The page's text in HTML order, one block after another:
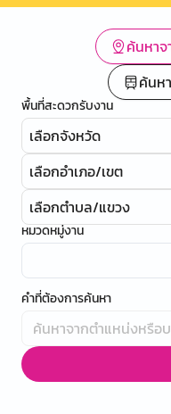
ค้นหา
ค้นห
พื้นที่สะดวกรับงาน
เลือกจังหวัด
เลือกอำเภอ/เขต
เลือกตำบล/แขวง
หมวดหมู่งาน
คำที่ต้องการค้นหา